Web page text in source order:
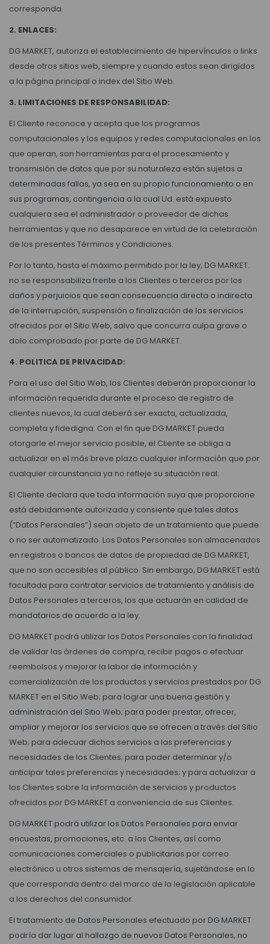
corresponda.
2. ENLACES:
DG MARKET, autoriza el establecimiento de hipervínculos o links
desde otros sitios web, siempre y cuando estos sean dirigidos
a la página principal o index del Sitio Web.
3. LIMITACIONES DE RESPONSABILIDAD:
El Cliente reconoce y acepta que los programas
computacionales y los equipos y redes computacionales en los
que operan, son herramientas para el procesamiento y
transmisión de datos que por su naturaleza están sujetas a
determinadas fallas, ya sea en su propio funcionamiento o en
sus programas, contingencia a la cual Ud. está expuesto
cualquiera sea el administrador o proveedor de dichas
herramientas y que no desaparece en virtud de la celebración
de los presentes Términos y Condiciones.
Por lo tanto, hasta el máximo permitido por la ley, DG MARKET.
no se responsabiliza frente a los Clientes o terceros por los
daños y perjuicios que sean consecuencia directa o indirecta
de la interrupción, suspensión o finalización de los servicios
ofrecidos por el Sitio Web, salvo que concurra culpa grave o
dolo comprobado por parte de DG MARKET.
4. POLITICA DE PRIVACIDAD:
Para el uso del Sitio Web, los Clientes deberán proporcionar la
información requerida durante el proceso de registro de
clientes nuevos, la cual deberá ser exacta, actualizada,
completa y fidedigna. Con el fin que DG MARKET pueda
otorgarle el mejor servicio posible, el Cliente se obliga a
actualizar en el más breve plazo cualquier información que por
cualquier circunstancia ya no refleje su situación real.
El Cliente declara que toda información suya que proporcione
está debidamente autorizada y consiente que tales datos
(“Datos Personales”) sean objeto de un tratamiento que puede
o no ser automatizado. Los Datos Personales son almacenados
en registros o bancos de datos de propiedad de DG MARKET,
que no son accesibles al público. Sin embargo, DG MARKET está
facultada para contratar servicios de tratamiento y análisis de
Datos Personales a terceros, los que actuarán en calidad de
mandatarios de acuerdo a la ley.
DG MARKET podrá utilizar los Datos Personales con la finalidad
de validar las órdenes de compra, recibir pagos o efectuar
reembolsos y mejorar la labor de información y
comercialización de los productos y servicios prestados por DG
MARKET en el Sitio Web; para lograr una buena gestión y
administración del Sitio Web; para poder prestar, ofrecer,
ampliar y mejorar los servicios que se ofrecen a través del Sitio
Web; para adecuar dichos servicios a las preferencias y
necesidades de los Clientes; para poder determinar y/o
anticipar tales preferencias y necesidades; y para actualizar a
los Clientes sobre la información de servicios y productos
ofrecidos por DG MARKET a conveniencia de sus Clientes.
DG MARKET podrá utilizar los Datos Personales para enviar
encuestas, promociones, etc. a los Clientes, así como
comunicaciones comerciales o publicitarias por correo
electrónico u otros sistemas de mensajería, sujetándose en lo
que corresponda dentro del marco de la legislación aplicable
a los derechos del consumidor.
El tratamiento de Datos Personales efectuado por DG MARKET
podría dar lugar al hallazgo de nuevos Datos Personales, no